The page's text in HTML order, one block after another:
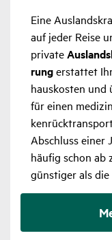
Eine
auf jeder Reise
private
rungerstattet
haus­kosten und
für einen
Abschluss einer
häufig schon ab
güns­tiger als